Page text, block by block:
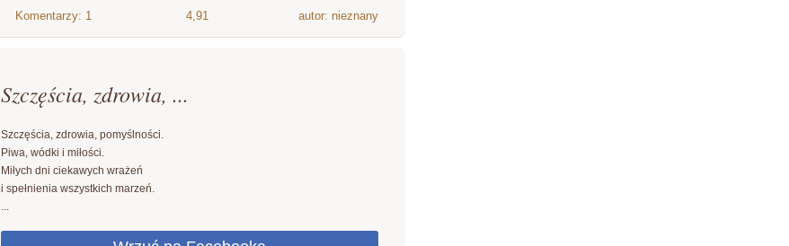
4,91 autor: nieznany
Szczęścia, zdrowia, ...
Szczęścia, zdrowia, pomyślności.
Piwa, wódki i miłości.
Miłych dni ciekawych wrażeń
i spełnienia wszystkich marzeń.
...